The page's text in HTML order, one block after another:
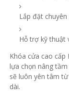
Lắp đặt
Hỗ trợ kỹ thuật
Khóa cửa cao cấp
lựa chọn nâng
sẽ luôn yên tâm
dài.